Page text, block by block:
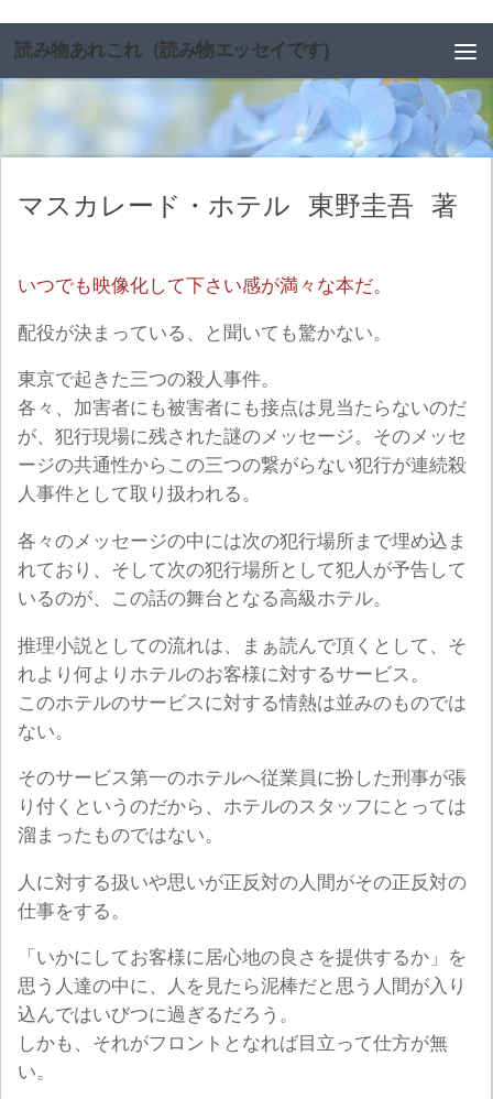
読み物あれこれ（読み物エッセイです)
マスカレード・ホテル 東野圭吾 著
いつでも映像化して下さい感が満々な本だ。
配役が決まっている、と聞いても驚かない。
東京で起きた三つの殺人事件。
各々、加害者にも被害者にも接点は見当たらないのだ
が、犯行現場に残された謎のメッセージ。そのメッセ
ージの共通性からこの三つの繋がらない犯行が連続殺
人事件として取り扱われる。
各々のメッセージの中には次の犯行場所まで埋め込ま
れており、そして次の犯行場所として犯人が予告して
いるのが、この話の舞台となる高級ホテル。
推理小説としての流れは、まぁ読んで頂くとして、そ
れより何よりホテルのお客様に対するサービス。
このホテルのサービスに対する情熱は並みのものでは
ない。
そのサービス第一のホテルへ従業員に扮した刑事が張
り付くというのだから、ホテルのスタッフにとっては
溜まったものではない。
人に対する扱いや思いが正反対の人間がその正反対の
仕事をする。
「いかにしてお客様に居心地の良さを提供するか」を
思う人達の中に、人を見たら泥棒だと思う人間が入り
込んではいびつに過ぎるだろう。
しかも、それがフロントとなれば目立って仕方が無
い。